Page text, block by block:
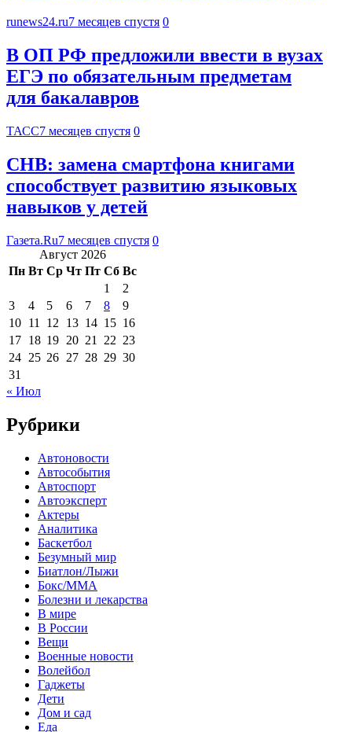
runews24.ru7 месяцев спустя 0
В ОП РФ предложили ввести в вузах
ЕГЭ по обязательным предметам
для бакалавров
ТАСС7 месяцев спустя 0
CHB: замена смартфона книгами
способствует развитию языковых
навыков у детей
Газета.Ru7 месяцев спустя 0
Август 2026
Пн Вт Ср Чт Пт Сб Вс
1
2
3
4 5 6 7 8
9
10 11 12 13 14 15 16
17 18 19 20 21 22 23
24 25 26 27 28 29 30
31
« Июл
Рубрики
Автоновости
Автособытия
Автоспорт
Автоэксперт
Актеры
Аналитика
Баскетбол
Безумный мир
Биатлон/Лыжи
Бокс/MMA
Болезни и лекарства
В мире
В России
Вещи
Военные новости
Волейбол
Гаджеты
Дети
Дом и сад
Еда